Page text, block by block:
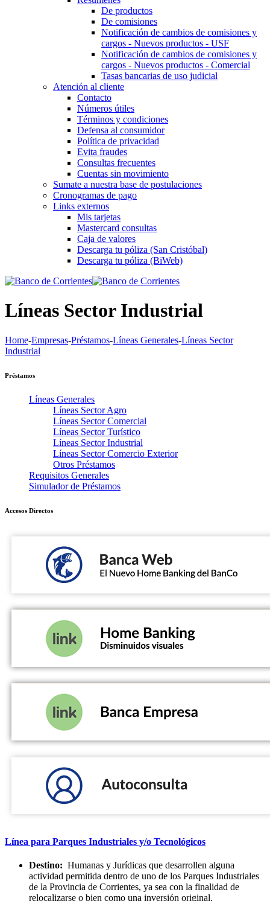
De productos
De comisiones
Notificación de cambios de comisiones y
cargos - Nuevos productos - USF
Notificación de cambios de comisiones y
cargos - Nuevos productos - Comercial
Tasas bancarias de uso judicial
Atención al cliente
Contacto
Números útiles
Términos y condiciones
Defensa al consumidor
Política de privacidad
Evita fraudes
Consultas frecuentes
Cuentas sin movimiento
Sumate a nuestra base de postulaciones
Cronogramas de pago
Links externos
Mis tarjetas
Mastercard consultas
Caja de valores
Descarga tu póliza (San Cristóbal)
Descarga tu póliza (BiWeb)
Líneas Sector Industrial
Home-Empresas-Préstamos-Líneas Generales-Líneas Sector
Industrial
Préstamos
Líneas Generales
Líneas Sector Agro
Líneas Sector Comercial
Líneas Sector Turístico
Líneas Sector Industrial
Líneas Sector Comercio Exterior
Otros Préstamos
Requisitos Generales
Simulador de Préstamos
Accesos Directos
Línea para Parques Industriales y/o Tecnológicos
Destino: Humanas y Jurídicas que desarrollen alguna
actividad permitida dentro de uno de los Parques Industriales
de la Provincia de Corrientes, ya sea con la finalidad de
relocalizarse o bien como una inversión original.